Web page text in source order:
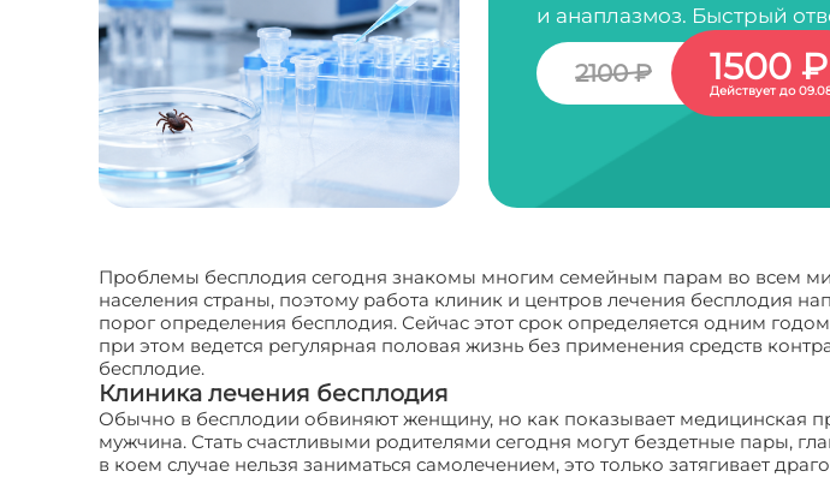
и анаплазмоз. Быстрый
2100 ₽ 1500 ₽
Действует до
Проблемы бесплодия сегодня знакомы многим семейным парам во всем
населения страны, поэтому работа клиник и центров лечения бесплодия
порог определения бесплодия. Сейчас этот срок определяется одним
при этом ведется регулярная половая жизнь без применения средств
бесплодие.
Клиника лечения бесплодия
Обычно в бесплодии обвиняют женщину, но как показывает медицинская
мужчина. Стать счастливыми родителями сегодня могут бездетные пары,
в коем случае нельзя заниматься самолечением, это только затягивает